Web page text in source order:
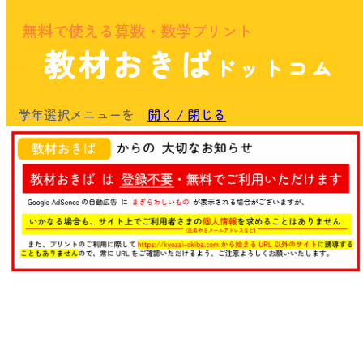
無料で使える算数・数学プリント
教材おきば ドットコム
学年選択メニューを 開く / 閉じる